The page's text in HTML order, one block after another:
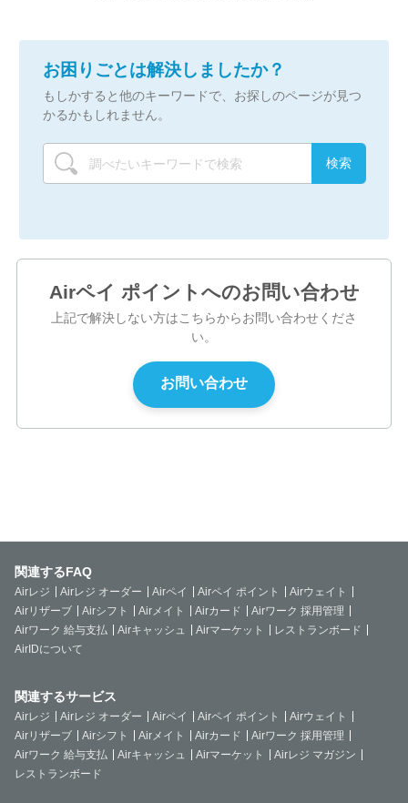
お困りごとは解決しましたか？
もしかすると他のキーワードで、お探しのページが見つ
かるかもしれません。
Airペイ ポイントへのお問い合わせ
上記で解決しない方はこちらからお問い合わせくださ
い。
関連するFAQ
Airレジ Airレジ オーダー Airペイ Airペイ ポイント
Airウェイト
Airリザーブ
Airシフト Airメイト Airカード
Airワーク 採用管理
Airワーク 給与支払
Airキャッシュ Airマーケット
レストランボード
AirIDについて
関連するサービス
Airレジ Airレジ オーダー Airペイ Airペイ ポイント
Airウェイト
Airリザーブ
Airシフト Airメイト Airカード
Airワーク 採用管理
Airワーク 給与支払
Airキャッシュ Airマーケット
Airレジ マガジン
レストランボード